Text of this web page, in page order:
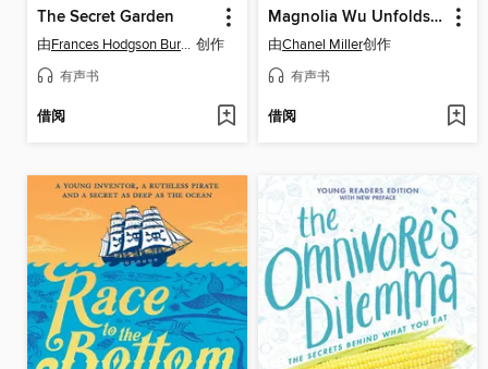
The Secret Garden
由 Frances Hodgson Burnett 创作
有声书
借阅
Magnolia Wu Unfolds It All
由Chanel Miller创作
有声书
借阅